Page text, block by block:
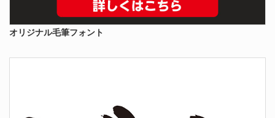
オリジナル毛筆フォント